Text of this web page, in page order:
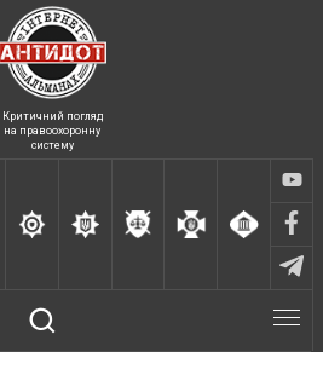
Критичний погляд
на правоохоронну
систему